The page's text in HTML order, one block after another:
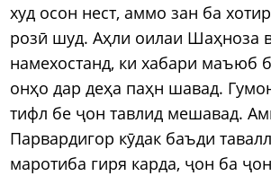
худ осон нест, аммо зан ба
розӣ шуд. Аҳли оилаи Шаҳноза
намехостанд, ки хабари маъюб
онҳо дар деҳа паҳн шавад.
тифл бе ҷон тавлид мешавад.
Парвардигор кӯдак баъди
маротиба гиря карда, ҷон ба